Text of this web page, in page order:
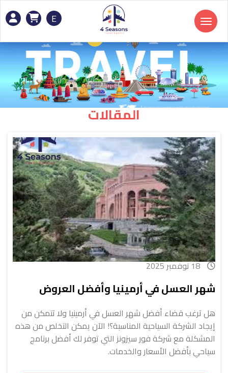
E Toggle navigation
المقالات
18 نوفمبر 2025
شهر العسل في أرمينيا وأفضل العروض
هل ترغب قضاء أفضل شهر العسل في أرمينيا ولا تتمكن من
إيجاد الشركة السياحية المناسبة؟! الآن يمكن التخلص من هذه
المشكلة مع شركة فور سيزونز التي توفر لك أفضل برنامج
سياحي بأفضل الأسعار والخدمات.